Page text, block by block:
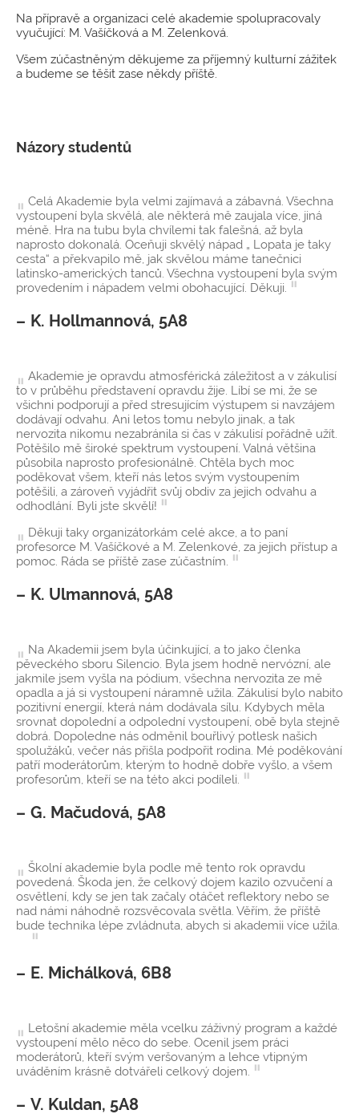
Na přípravě a organizaci celé akademie spolupracovaly
vyučující: M. Vašíčková a M. Zelenková.
Všem zúčastněným děkujeme za příjemný kulturní zážitek
a budeme se těšit zase někdy příště.
Názory studentů
Celá Akademie byla velmi zajímavá a zábavná. Všechna
vystoupení byla skvělá, ale některá mě zaujala více, jiná
méně. Hra na tubu byla chvílemi tak falešná, až byla
naprosto dokonalá. Oceňuji skvělý nápad „ Lopata je taky
cesta“ a překvapilo mě, jak skvělou máme tanečnici
latinsko-amerických tanců. Všechna vystoupení byla svým
provedením i nápadem velmi obohacující. Děkuji.
K. Hollmannová, 5A8
Akademie je opravdu atmosférická záležitost a v zákulisí
to v průběhu představení opravdu žije. Líbí se mi, že se
všichni podporují a před stresujícím výstupem si navzájem
dodávají odvahu. Ani letos tomu nebylo jinak, a tak
nervozita nikomu nezabránila si čas v zákulisí pořádně užít.
Potěšilo mě široké spektrum vystoupení. Valná většina
působila naprosto profesionálně. Chtěla bych moc
poděkovat všem, kteří nás letos svým vystoupením
potěšili, a zároveň vyjádřit svůj obdiv za jejich odvahu a
odhodlání. Byli jste skvělí!
Děkuji taky organizátorkám celé akce, a to paní
profesorce M. Vašíčkové a M. Zelenkové, za jejich přístup a
pomoc. Ráda se příště zase zúčastním.
K. Ulmannová, 5A8
Na Akademii jsem byla účinkující, a to jako členka
pěveckého sboru Silencio. Byla jsem hodně nervózní, ale
jakmile jsem vyšla na pódium, všechna nervozita ze mě
opadla a já si vystoupení náramně užila. Zákulisí bylo nabito
pozitivní energií, která nám dodávala sílu. Kdybych měla
srovnat dopolední a odpolední vystoupení, obě byla stejně
dobrá. Dopoledne nás odměnil bouřlivý potlesk našich
spolužáků, večer nás přišla podpořit rodina. Mé poděkování
patří moderátorům, kterým to hodně dobře vyšlo, a všem
profesorům, kteří se na této akci podíleli.
G. Mačudová, 5A8
Školní akademie byla podle mě tento rok opravdu
povedená. Škoda jen, že celkový dojem kazilo ozvučení a
osvětlení, kdy se jen tak začaly otáčet reflektory nebo se
nad námi náhodně rozsvěcovala světla. Věřím, že příště
bude technika lépe zvládnuta, abych si akademii více užila.
E. Michálková, 6B8
Letošní akademie měla vcelku záživný program a každé
vystoupení mělo něco do sebe. Ocenil jsem práci
moderátorů, kteří svým veršovaným a lehce vtipným
uváděním krásně dotvářeli celkový dojem.
V. Kuldan, 5A8